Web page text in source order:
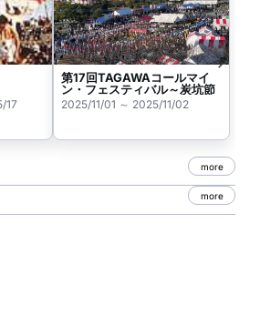
17
第17回TAGAWAコールマイ
ン・フェスティバル～炭坑節
まつり～
2025/11/01 ～ 2025/11/02
more
more